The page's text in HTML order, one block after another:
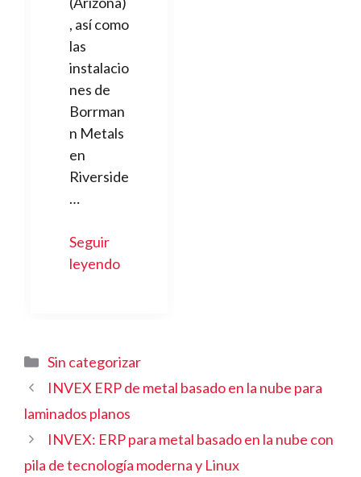
, así como
las
instalacio
nes de
Borrman
n Metals
en
Riverside
…
Seguir
leyendo
Categorías
Sin categorizar
INVEX ERP de metal basado en la nube para
laminados planos
INVEX: ERP para metal basado en la nube con
pila de tecnología moderna y Linux